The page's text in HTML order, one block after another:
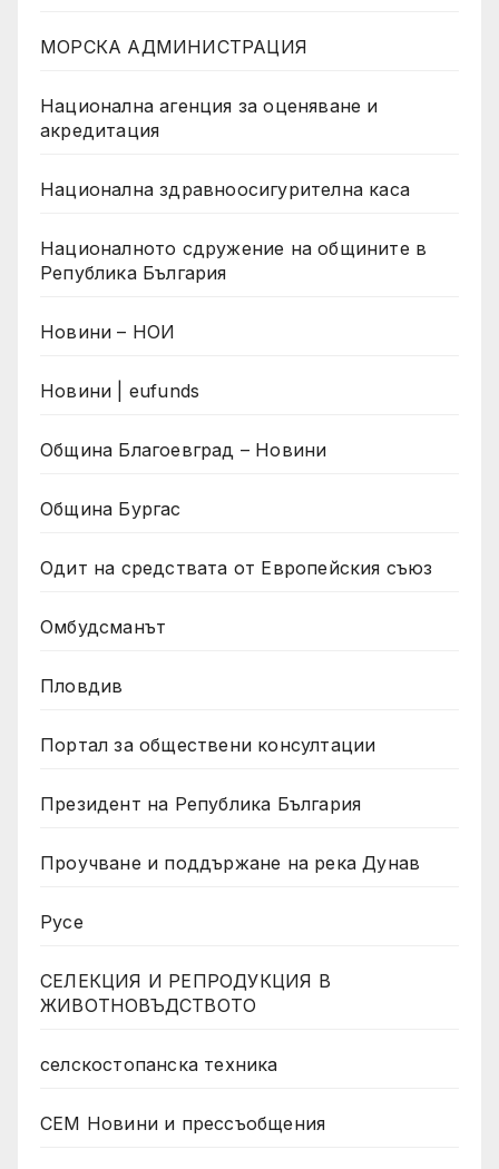
МОРСКА АДМИНИСТРАЦИЯ
Национална агенция за оценяване и
акредитация
Национална здравноосигурителна каса
Националното сдружение на общините в
Република България
Новини – НОИ
Новини | eufunds
Община Благоевград – Новини
Община Бургас
Одит на средствата от Европейския съюз
Омбудсманът
Пловдив
Портал за обществени консултации
Президент на Република България
Проучване и поддържане на река Дунав
Русе
СЕЛЕКЦИЯ И РЕПРОДУКЦИЯ В
ЖИВОТНОВЪДСТВОТО
селскостопанска техника
СЕМ Новини и прессъобщения